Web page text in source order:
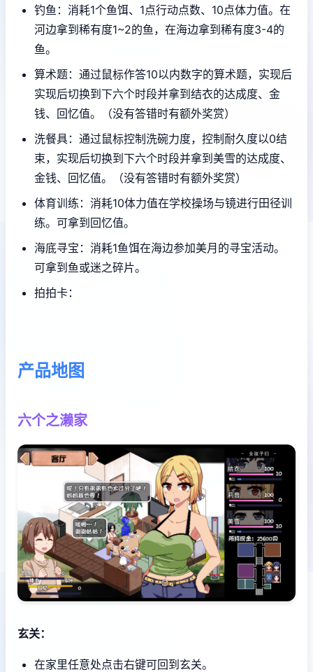
钓鱼：消耗1个鱼饵、1点行动点数、10点体力值。在
河边拿到稀有度1~2的鱼，在海边拿到稀有度3-4的
鱼。
算术题：通过鼠标作答10以内数字的算术题，实现后
实现后切换到下六个时段并拿到结衣的达成度、金
钱、回忆值。（没有答错时有额外奖赏）
洗餐具：通过鼠标控制洗碗力度，控制耐久度以0结
束，实现后切换到下六个时段并拿到美雪的达成度、
金钱、回忆值。（没有答错时有额外奖赏）
体育训练：消耗10体力值在学校操场与镜进行田径训
练。可拿到回忆值。
海底寻宝：消耗1鱼饵在海边参加美月的寻宝活动。
可拿到鱼或迷之碎片。
拍拍卡：
产品地图
六个之濑家
玄关：
在家里任意处点击右键可回到玄关。